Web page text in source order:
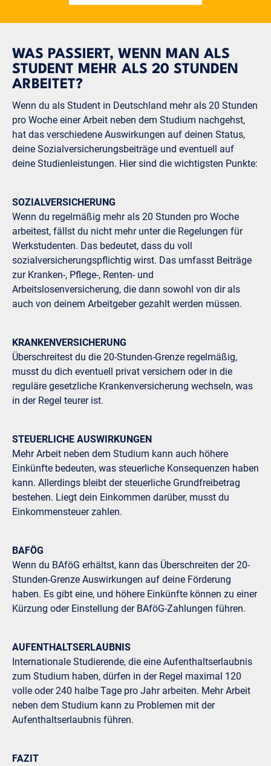
WAS PASSIERT, WENN MAN ALS
STUDENT MEHR ALS 20 STUNDEN
ARBEITET?
Wenn du als Student in Deutschland mehr als 20 Stunden
pro Woche einer Arbeit neben dem Studium nachgehst,
hat das verschiedene Auswirkungen auf deinen Status,
deine Sozialversicherungsbeiträge und eventuell auf
deine Studienleistungen. Hier sind die wichtigsten Punkte:
SOZIALVERSICHERUNG
Wenn du regelmäßig mehr als 20 Stunden pro Woche
arbeitest, fällst du nicht mehr unter die Regelungen für
Werkstudenten. Das bedeutet, dass du voll
sozialversicherungspflichtig wirst. Das umfasst Beiträge
zur Kranken-, Pflege-, Renten- und
Arbeitslosenversicherung, die dann sowohl von dir als
auch von deinem Arbeitgeber gezahlt werden müssen.
KRANKENVERSICHERUNG
Überschreitest du die 20-Stunden-Grenze regelmäßig,
musst du dich eventuell privat versichern oder in die
reguläre gesetzliche Krankenversicherung wechseln, was
in der Regel teurer ist.
STEUERLICHE AUSWIRKUNGEN
Mehr Arbeit neben dem Studium kann auch höhere
Einkünfte bedeuten, was steuerliche Konsequenzen haben
kann. Allerdings bleibt der steuerliche Grundfreibetrag
bestehen. Liegt dein Einkommen darüber, musst du
Einkommensteuer zahlen.
BAFÖG
Wenn du BAföG erhältst, kann das Überschreiten der 20-
Stunden-Grenze Auswirkungen auf deine Förderung
haben. Es gibt eine, und höhere Einkünfte können zu einer
Kürzung oder Einstellung der BAföG-Zahlungen führen.
AUFENTHALTSERLAUBNIS
Internationale Studierende, die eine Aufenthaltserlaubnis
zum Studium haben, dürfen in der Regel maximal 120
volle oder 240 halbe Tage pro Jahr arbeiten. Mehr Arbeit
neben dem Studium kann zu Problemen mit der
Aufenthaltserlaubnis führen.
FAZIT